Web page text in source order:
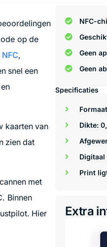
op de
NFC,
snel een
kaarten van
zien dat
met
Binnen
Hier
NFC-
Geen
Geen
Specificaties
Dikte:
Print
Extra